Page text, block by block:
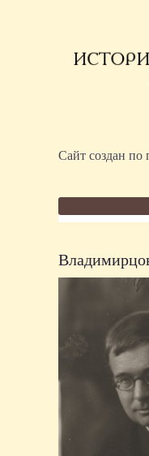
Сайт создан